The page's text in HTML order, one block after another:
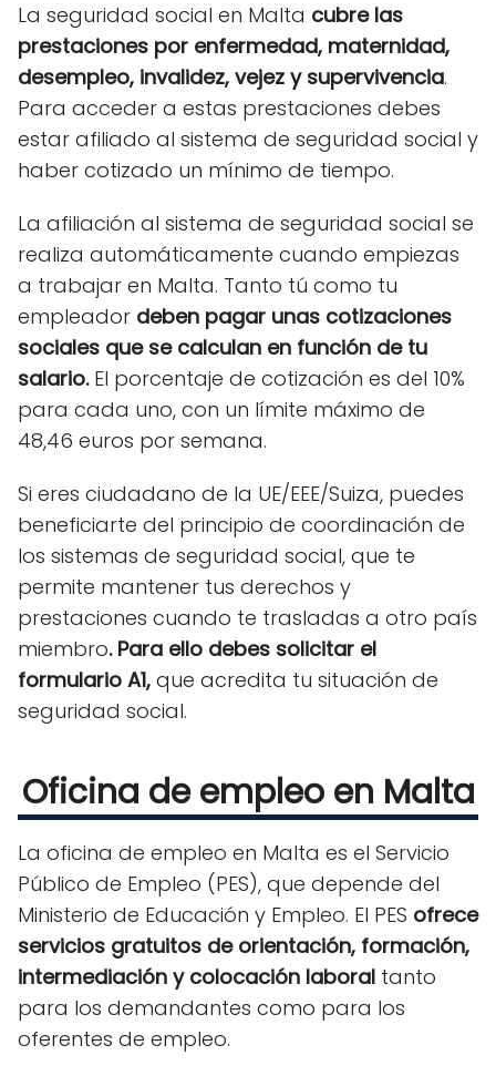
La seguridad social en Malta cubre las
prestaciones por enfermedad, maternidad,
desempleo, invalidez, vejez y supervivencia.
Para acceder a estas prestaciones debes
estar afiliado al sistema de seguridad social y
haber cotizado un mínimo de tiempo.
La afiliación al sistema de seguridad social se
realiza automáticamente cuando empiezas
a trabajar en Malta. Tanto tú como tu
empleador deben pagar unas cotizaciones
sociales que se calculan en función de tu
salario.El porcentaje de cotización es del 10%
para cada uno, con un límite máximo de
48,46 euros por semana.
Si eres ciudadano de la UE/EEE/Suiza, puedes
beneficiarte del principio de coordinación de
los sistemas de seguridad social, que te
permite mantener tus derechos y
prestaciones cuando te trasladas a otro país
miembro. Para ello debes solicitar el
formulario A1, que acredita tu situación de
seguridad social.
Oficina de empleo en Malta
La oficina de empleo en Malta es el Servicio
Público de Empleo (PES), que depende del
Ministerio de Educación y Empleo. El PES ofrece
servicios gratuitos de orientación, formación,
intermediación y colocación laboral tanto
para los demandantes como para los
oferentes de empleo.